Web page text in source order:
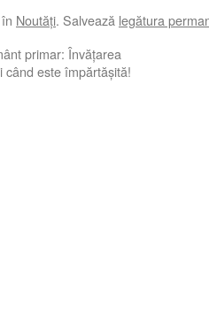
Noutăți. Salvează legătura
primar: Învățarea
când este împărtășită!